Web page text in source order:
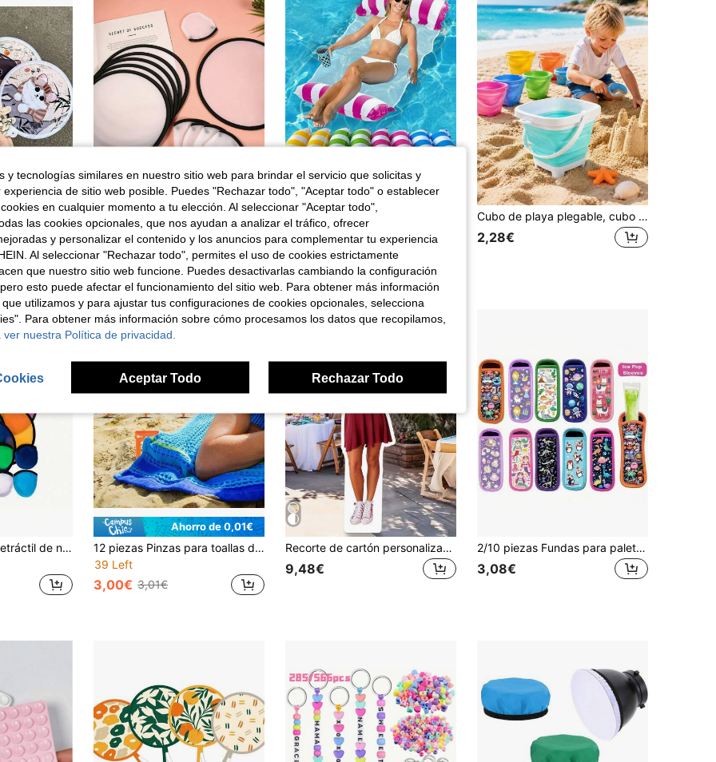
de verano, Viene con bolsa de almacenamiento, Diseño de gato lindo, Múltiples estilos disponibles, Regalo exquisito para amigos, Regalo de cumpleaños y vacaciones
en Multicolor Ventiladores de mano (sin carga)
en Multicolor Ventiladores de mano (sin carga)
en Multicolor Ventiladores de mano (sin carga)
en Multicolor Ventiladores de mano (sin carga)
2 Left
3,49€
25 Left
2,28€
Cubo de playa plegable, cubo de arena de silicona portátil y plegable con borde reforzado, fondo estable y asa de agarre cómoda, ligero y reutilizable, adecuado para juegos de playa en familia, vacaciones de verano, piscina, camping, picnic, jardinería, juego de juguetes de playa - Cubo de agua portátil y plegable para excavación de arena y juegos de agua al aire libre, juguete educativo de playa para la primera infancia, camping, hogar, artículos esenciales para vacaciones, artículos esenciales para viajes, regreso a la escuela, artículo esencial para vacaciones, cumpleaños, regalos, accesorios de camping,
2,28€
Abanico de mano retráctil de nailon plegable multicolor, ventilador portátil para verano, playa, camping, boda, fiesta, esencial de viaje, juguete lindo para mascotas Golden Retrievers & perros, bonito regalo
Ahorro de 0,01€
12 piezas Pinzas para toallas de playa, estacas a prueba de viento para toallas de playa, pinzas de plástico para playa, esencial para vacaciones de verano, estacas de suelo duraderas, accesorios de playa coloridos, pinzas de fijación de toallas para exteriores, estacas ancla para playa, estacas para manta de playa, equipo de viaje para la
39 Left
3,00€ 3,01€
Recorte de cartón personalizado a tamaño real de alta resolución - Sube tu propia foto - Boda, Graduación, Cumpleaños, Aniversario
9,48€
2/10 piezas Fundas para paletas de hielo, Adecuadas para tubos de yogur y paletas de hielo, Fundas de neopreno aislantes para paletas de hielo, Cubiertas de protección contra el congelamiento, Soportes para paletas de hielo, Fundas para paletas, Soportes reutilizables y lavables para paletas de hielo
3,08€
y tecnologías similares en nuestro sitio web para brindar el servicio que solicitas y
de sitio web posible. Puedes "Rechazar todo", "Aceptar todo" o establecer
en cualquier momento a tu elección. Al seleccionar "Aceptar todo",
las cookies opcionales, que nos ayudan a analizar el tráfico, ofrecer
y personalizar el contenido y los anuncios para complementar tu experiencia
Al seleccionar "Rechazar todo", permites el uso de cookies estrictamente
que nuestro sitio web funcione. Puedes desactivarlas cambiando la configuración
esto puede afectar el funcionamiento del sitio web. Para obtener más información
utilizamos y para ajustar tus configuraciones de cookies opcionales, selecciona
Para obtener más información sobre cómo procesamos los datos que recopilamos,
nuestra Política de privacidad.
Aceptar Todo Rechazar Todo